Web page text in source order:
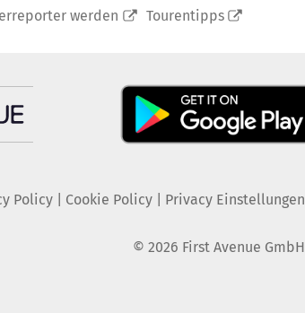
werden Tourentipps
Policy| Cookie Policy| Privacy Einstellungen
© 2026 First Avenue GmbH